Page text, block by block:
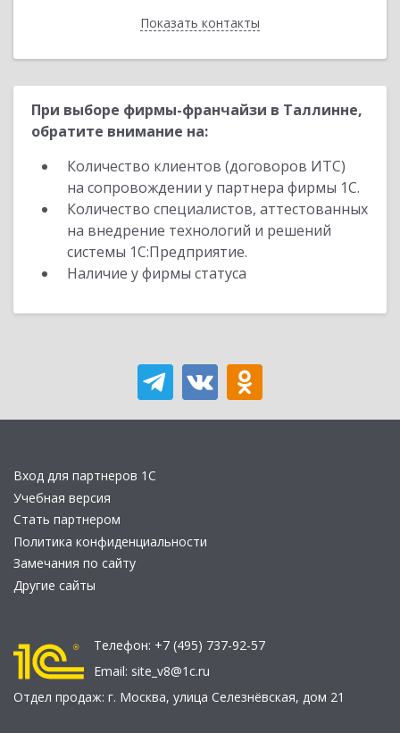
Показать контакты
Назад
При выборе фирмы-франчайзи в Таллинне,
обратите внимание на:
Количество клиентов (договоров ИТС)
на сопровождении у партнера фирмы 1С.
Количество специалистов, аттестованных
на внедрение технологий и решений
системы 1С:Предприятие.
Наличие у фирмы статуса
Вход для партнеров 1С
Учебная версия
Стать партнером
Политика конфиденциальности
Замечания по сайту
Другие сайты
Телефон: +7 (495) 737-92-57
Email: site_v8@1c.ru
Отдел продаж: г. Москва, улица Селезнёвская, дом 21